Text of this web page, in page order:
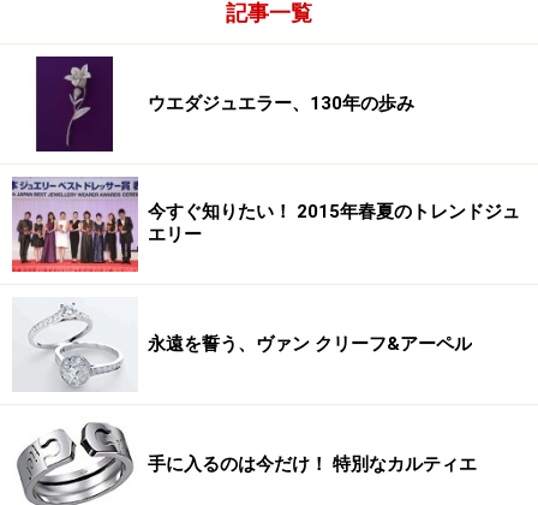
記事一覧
ウエダジュエラー、130年の歩み
今すぐ知りたい！ 2015年春夏のトレンドジュ
エリー
永遠を誓う、ヴァン クリーフ&アーペル
手に入るのは今だけ！ 特別なカルティエ